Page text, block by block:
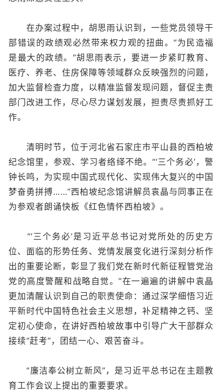
在办案过程中，胡思雨认识到，一些党员领导干
部错误的政绩观必然带来权力观的扭曲。“为民造福
是最大的政绩。”胡思雨表示，要进一步紧盯教育、
医疗、养老、住房保障等领域群众反映强烈的问题，
加大监督检查力度，以精准监督发现问题，督促主责
部门改进工作，尽心尽力谋划发展，担责尽责抓好工
作。
清明时节，位于河北省石家庄市平山县的西柏坡
纪念馆里，参观、学习者络绎不绝。“‘三个务必’，警
钟长鸣，为实现中国式现代化、实现伟大复兴的中国
梦奋勇拼搏……”西柏坡纪念馆讲解员袁晶与同事正在
为参观者朗诵快板《红色情怀西柏坡》。
“‘三个务必’是习近平总书记对党所处的历史方
位、面临的形势任务、党情发展变化进行深刻分析作
出的重要论断，彰显了我们党在新时代新征程管党治
党的高度警醒和战略自觉。”在一遍遍的讲解中袁晶
更加清醒认识到自己的职责使命：通过深学细悟习近
平新时代中国特色社会主义思想，补足精神之钙、坚
定初心使命，在讲好西柏坡故事中引导广大干部群众
接续“赶考”，团结一心、艰苦奋斗。
“廉洁奉公树立新风”，是习近平总书记在主题教
育工作会议上提出的重要要求。